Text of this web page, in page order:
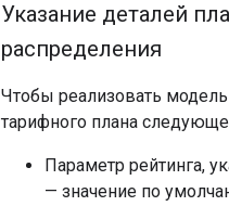
Указание деталей
распределения
Чтобы реализовать
тарифного плана
Параметр рейтинга,
— значение по